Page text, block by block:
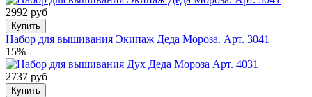
2992 руб
Купить
Набор для вышивания Экипаж Деда Мороза. Арт. 3041
15%
2737 руб
Купить